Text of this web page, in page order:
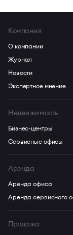
Компания
О компании
Журнал
Новости
Экспертное мнение
Недвижимость
Бизнес-центры
Сервисные офисы
Аренда
Аренда офиса
Аренда сервисного
Продажа